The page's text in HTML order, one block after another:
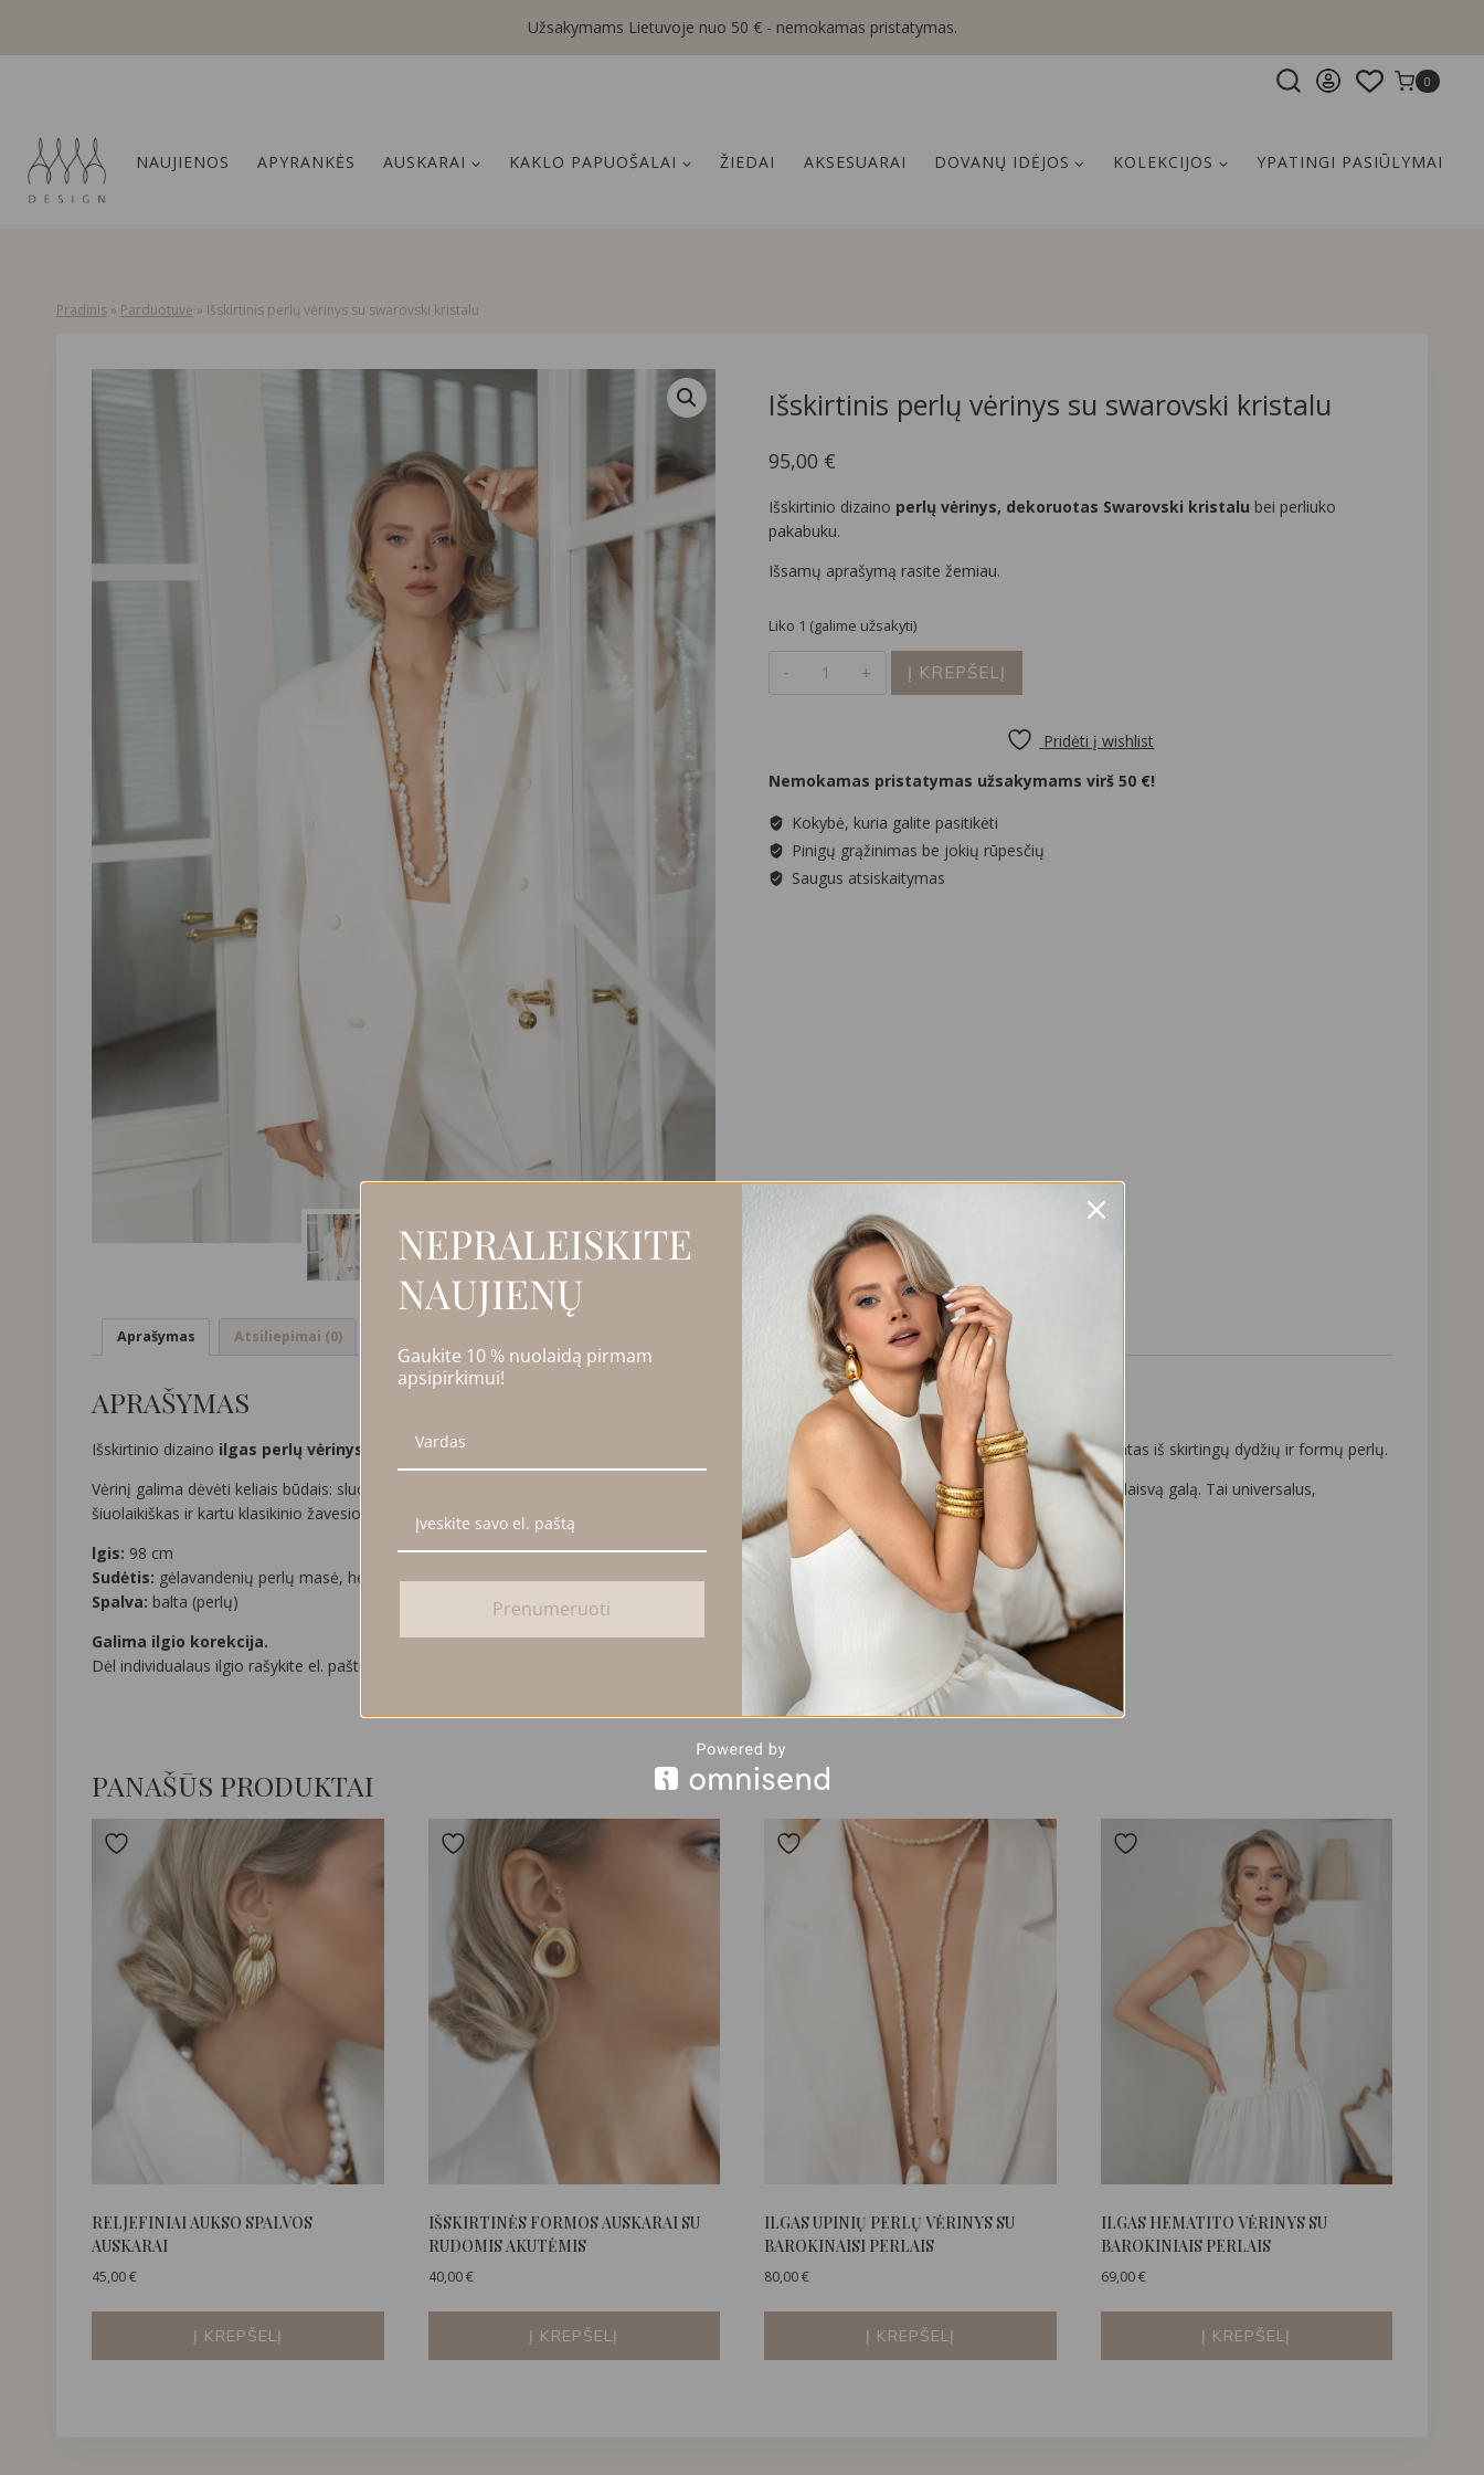
content
Užsakymams Lietuvoje nuo 50 € - nemokamas pristatymas.
0
NAUJIENOS APYRANKĖS AUSKARAI KAKLO PAPUOŠALAI ŽIEDAI AKSESUARAI DOVANŲ IDĖJOS KOLEKCIJOS YPATINGI PASIŪLYMAI
Pradinis » Parduotuvė » Išskirtinis perlų vėrinys su swarovski kristalu
Išskirtinis perlų vėrinys su swarovski kristalu
95,00 €
Išskirtinio dizaino perlų vėrinys, dekoruotas Swarovski kristalu bei perliuko
pakabuku.
Išsamų aprašymą rasite žemiau.
Liko 1 (galime užsakyti)
produkto
su
kristalu
Į KREPŠELĮ
Pridėti į wishlist
Nemokamas pristatymas užsakymams virš 50 €!
Kokybė, kuria galite pasitikėti
Pinigų grąžinimas be jokių rūpesčių
Saugus atsiskaitymas
Aprašymas Atsiliepimai (0)
APRAŠYMAS
Išskirtinio dizaino ilgas perlų vėrinys, dekoruotas Swarovski kristalu
bei perliuko pakabuku. Kaklo papuošalas išsiskiria tuo, kad yra pagamintas iš skirtingų dydžių ir formų perlų.
Vėrinį galima dėvėti keliais būdais: sluoksniuoti ant kaklo dvejomis eilėmis, nešioti kaip viengubą arba užsegti pasirinktoje vietoje, paliekant vieną laisvą galą. Tai universalus,
šiuolaikiškas ir kartu klasikinio žavesio kupinas aksesuaras.
lgis: 98 cm
Sudėtis: gėlavandenių perlų masė, hematitas, nerūdijantis plienas,Swarovskikristalas
Spalva: balta (perlų)
Galima ilgio korekcija.
Dėl individualaus ilgio rašykite el. paštu:
PANAŠŪS PRODUKTAI
RELJEFINIAI AUKSO SPALVOS
AUSKARAI
45,00€
Į KREPŠELĮ
IŠSKIRTINĖS FORMOS AUSKARAI SU
RUDOMIS AKUTĖMIS
40,00€
Į KREPŠELĮ
ILGAS UPINIŲ PERLŲ VĖRINYS SU
BAROKINAISI PERLAIS
80,00€
Į KREPŠELĮ
ILGAS HEMATITO VĖRINYS SU
BAROKINIAIS PERLAIS
69,00€
Į KREPŠELĮ
NEPRALEISKITE
NAUJIENŲ
Gaukite 10 % nuolaidą pirmam
apsipirkimui!
Prenumeruoti